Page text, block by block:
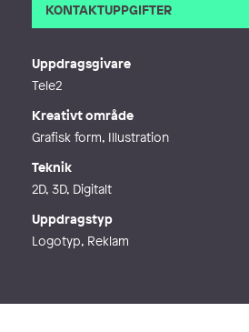
KONTAKTUPPGIFTER
Uppdragsgivare
Tele2
Kreativt område
Grafisk form, Illustration
Teknik
2D, 3D, Digitalt
Uppdragstyp
Logotyp, Reklam